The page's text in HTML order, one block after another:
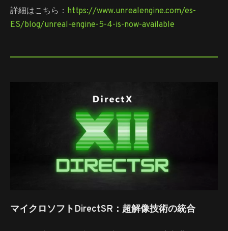
詳細はこちら： https://www.unrealengine.com/es-
ES/blog/unreal-engine-5-4-is-now-available
マイクロソフトDirectSR：超解像技術の統合